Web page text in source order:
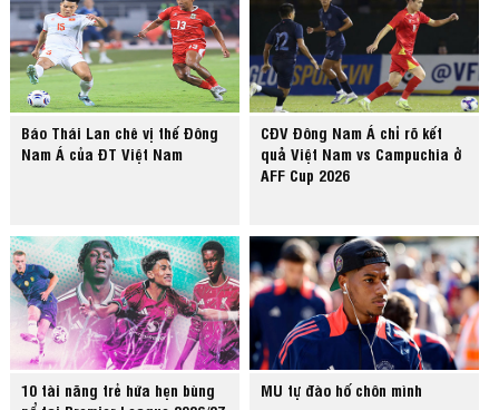
Báo Thái Lan chê vị thế Đông
Nam Á của ĐT Việt Nam
CĐV Đông Nam Á chỉ rõ kết
quả Việt Nam vs Campuchia ở
AFF Cup 2026
10 tài năng trẻ hứa hẹn bùng
MU tự đào hố chôn mình